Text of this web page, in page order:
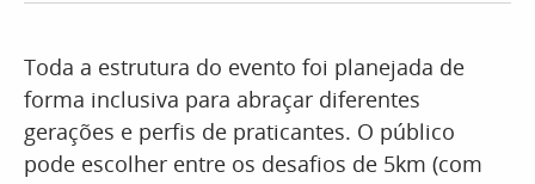
Toda a estrutura do evento foi planejada de
forma inclusiva para abraçar diferentes
gerações e perfis de praticantes. O público
pode escolher entre os desafios de 5km (com